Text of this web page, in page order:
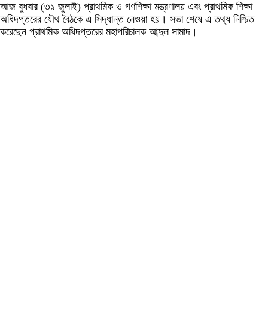
আজ বুধবার (৩১ জুলাই) প্রাথমিক ও গণশিক্ষা মন্ত্রণালয় এবং প্রাথমিক শিক্ষা
অধিদপ্তরের যৌথ বৈঠকে এ সিদ্ধান্ত নেওয়া হয়। সভা শেষে এ তথ্য নিশ্চিত
করেছেন প্রাথমিক অধিদপ্তরের মহাপরিচালক আব্দুল সামাদ।